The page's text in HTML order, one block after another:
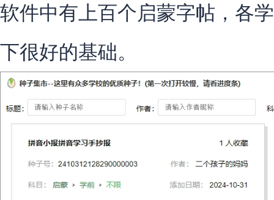
软件中有上百个启蒙字帖，各
下很好的基础。